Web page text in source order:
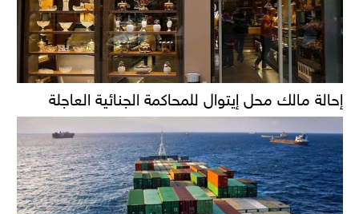
إحالة مالك محل إيتوال للمحاكمة الجنائية العاجلة